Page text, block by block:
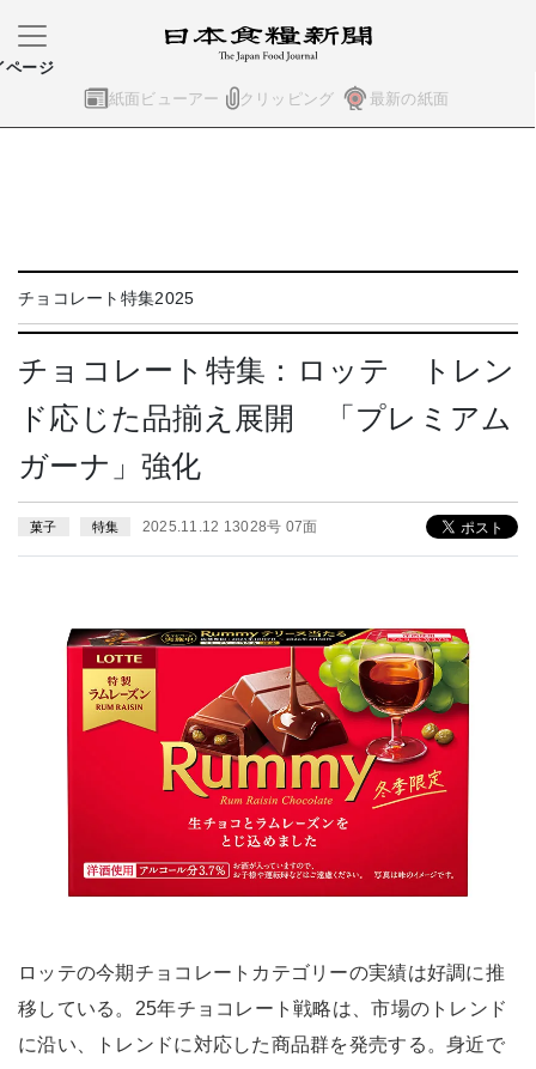
紙面ビューアー クリッピング 最新の紙面
ページ
チョコレート特集2025
チョコレート特集：ロッテ トレン
ド応じた品揃え展開 「プレミアム
ガーナ」強化
菓子 特集 2025.11.12 13028号 07面
ロッテの今期チョコレートカテゴリーの実績は好調に推
移している。25年チョコレート戦略は、市場のトレンド
に沿い、トレンドに対応した商品群を発売する。身近で